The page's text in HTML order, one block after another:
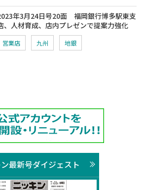
年3月24日号20面 福岡銀行博多駅東支
、人材育成、店内プレゼンで提案力強化
営業店 九州 地銀
最新号ダイジェスト